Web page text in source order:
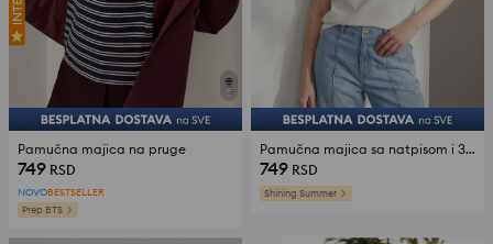
Pamučna majica na pruge
749 RSD
NOVOBESTSELLER
Prep BTS
Pamučna majica sa natpisom i 3D aplikacijom
749 RSD
Shining Summer